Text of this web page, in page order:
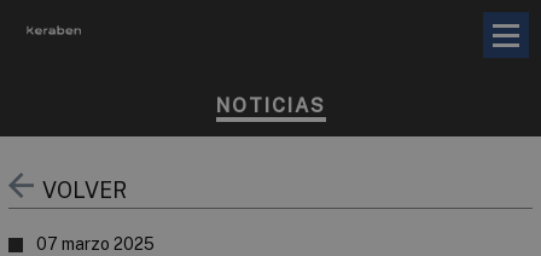
NOTICIAS
VOLVER
07 marzo 2025